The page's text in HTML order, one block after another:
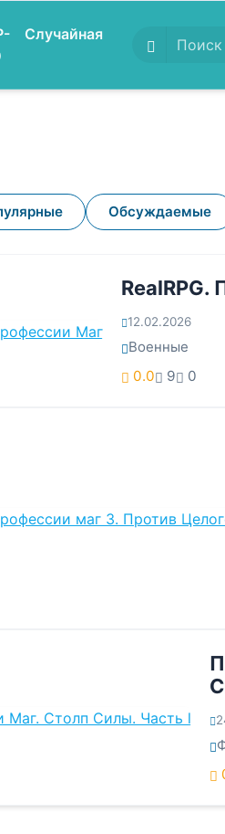
Случайная
Обсуждаемые
RealRPG.
12.02.2026
Военные
0.0
9 0